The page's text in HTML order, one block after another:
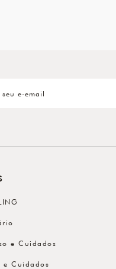
e Cuidados
e Cuidados